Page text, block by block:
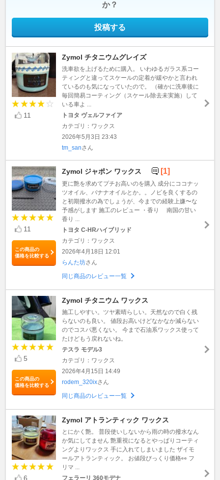
か？
投稿する
11
Zymol チタニウムグレイズ
洗車欲を上げるために購入。 いわゆるガラス系コー
ティングと違ってスケールの定着が緩やかと言われ
ているのも気になっていたので。 （確かに洗車後に
毎回簡易コーティング（スケール除去未実施）して
いる車よ ...
トヨタ ヴェルファイア
カテゴリ：ワックス
2026年5月3日 23:43
tm_sanさん
11
この商品の
価格を比較する
Zymol ジャポン ワックス [1]
更に艶を求めてプチお高いのを購入 成分にココナッ
ツオイル、バナナオイルとか。。ノビを良くするの
と初期撥水の為でしょうが、今までの経験上嫌〜な
予感がします 施工のレビュー ・香り 南国の甘い
香り ...
トヨタ C-HRハイブリッド
カテゴリ：ワックス
2026年4月18日 12:01
らんた坊さん
同じ商品のレビュー一覧
5
この商品の
価格を比較する
Zymol チタニウム ワックス
施工しやすい。ツヤ素晴らしい。天然なので白く残
らないのも良い。 値段お高いけどなかなか減らない
のでコスパ悪くない。 今まで石油系ワックス使って
たけどもう戻れないね。
テスラ モデル3
カテゴリ：ワックス
2026年4月15日 14:49
rodem_320ixさん
同じ商品のレビュー一覧
6
Zymol アトランティック ワックス
とにかく艶。 普段使いしないから雨の時の撥水なん
か気にしてません 艶重視になるとやっぱりコーティ
ングよりワックス 手に入れてしまいました ザイモ
ールアトランティック。 お値段びっくり価格👀 フ
リマ ...
フェラーリ 360モデナ